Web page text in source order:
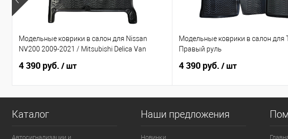
Модельные коврики в салон для Nissan
NV200 2009-2021 / Mitsubishi Delica Van
4 390 руб. / шт
Модельные коврики в салон для
Правый руль
4 390 руб. / шт
Каталог
Автосигнализации и
Наши предложения
Новинки